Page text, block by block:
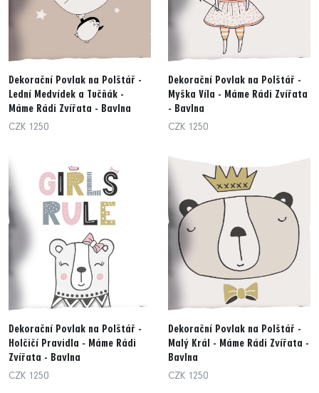
Dekorační Povlak na Polštář -
Lední Medvídek a Tučňák -
Máme Rádi Zvířata - Bavlna
CZK 1250
Dekorační Povlak na Polštář -
Myška Víla - Máme Rádi Zvířata
- Bavlna
CZK 1250
Dekorační Povlak na Polštář -
Holčičí Pravidla - Máme Rádi
Zvířata - Bavlna
CZK 1250
Dekorační Povlak na Polštář -
Malý Král - Máme Rádi Zvířata -
Bavlna
CZK 1250